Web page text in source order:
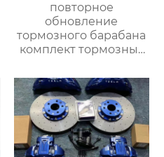
повторное
обновление
тормозного барабана
комплект тормозных
mercedes gle g
универсал
автомобиль vitz
автомобиль Toyota
подержанный
автомобиль vitz